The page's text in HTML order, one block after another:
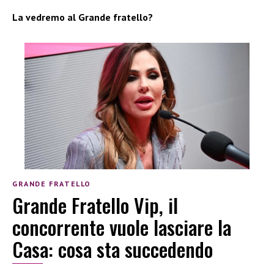
La vedremo al Grande fratello?
GRANDE FRATELLO
Grande Fratello Vip, il
concorrente vuole lasciare la
Casa: cosa sta succedendo